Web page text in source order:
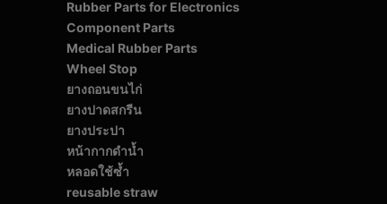
Rubber Parts for Electronics
Component Parts
Medical Rubber Parts
Wheel Stop
ยางถอนขนไก่
ยางปาดสกรีน
ยางประปา
หน้ากากดำน้ำ
หลอดใช้ซ้ำ
reusable straw